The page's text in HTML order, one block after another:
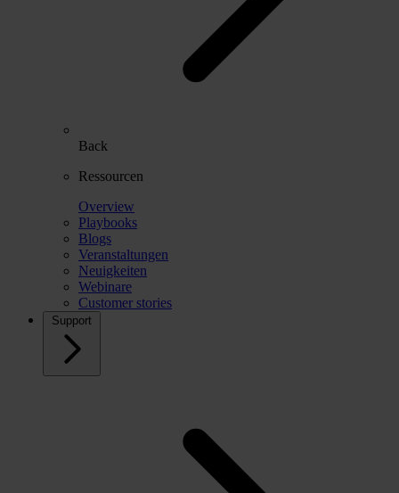
Back
Ressourcen
Overview
Playbooks
Blogs
Veranstaltungen
Neuigkeiten
Webinare
Customer stories
Support